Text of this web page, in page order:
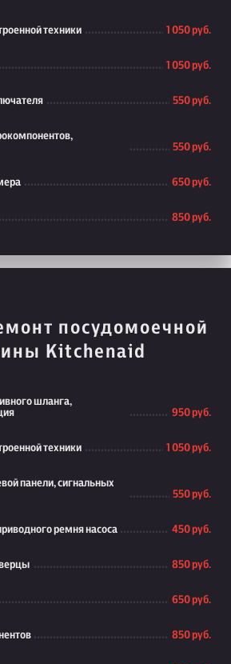
техники 1 050 руб.
1 050 руб.
550 руб.
550 руб.
650 руб.
850 руб.
посудомоечной
Kitchenaid
шланга,
950 руб.
техники 1 050 руб.
панели, сигнальных
550 руб.
ремня насоса 450 руб.
850 руб.
650 руб.
850 руб.